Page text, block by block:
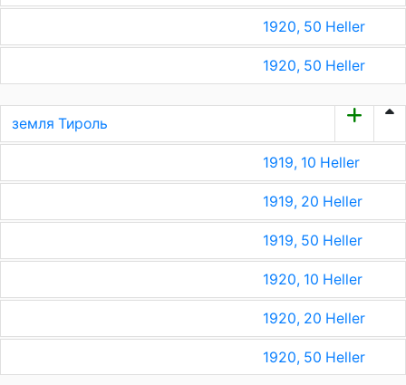
1920, 50 Heller
1920, 50 Heller
земля Тироль
1919, 10 Heller
1919, 20 Heller
1919, 50 Heller
1920, 10 Heller
1920, 20 Heller
1920, 50 Heller